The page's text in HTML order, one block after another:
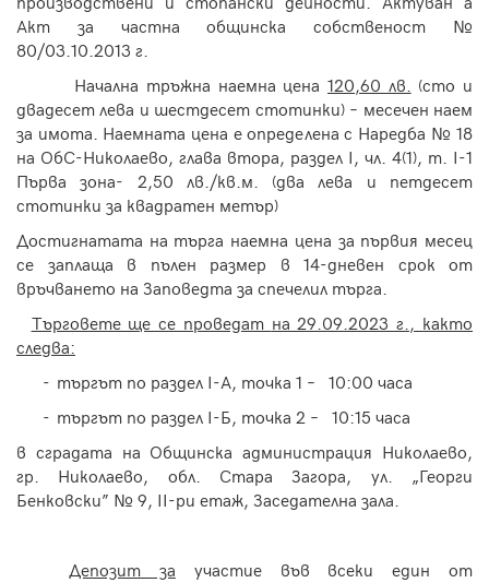
Акт за частна общинска собственост №
80/03.10.2013 г.
Начална тръжна наемна цена 120,60 лв. (сто и
двадесет лева и шестдесет стотинки) – месечен наем
за имота. Наемната цена е определена с Наредба № 18
на ОбС-Николаево, глава втора, раздел I , чл. 4(1), т. I-1
Първа зона- 2,50 лв./кв.м. (два лева и петдесет
стотинки за квадратен метър)
Достигнатата на търга наемна цена за първия месец
се заплаща в пълен размер в 14-дневен срок от
връчването на Заповедта за спечелил търга.
Търговете ще се проведат на 29.09.2023 г., както
следва:
- търгът по раздел І-А, точка 1 – 10:00 часа
- търгът по раздел І-Б, точка 2 – 10:15 часа
в сградата на Общинска администрация Николаево,
гр. Николаево, обл. Стара Загора, ул. „Георги
Бенковски” № 9, ІІ-ри етаж, Заседателна зала.
Депозит за участие във всеки един от